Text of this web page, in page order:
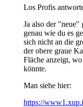
Los Profis
Ja also der "neue"
genau wie du es
sich nicht an die
der obere graue
Fläche anzeigt,
könnte.
Man siehe hier:
https://